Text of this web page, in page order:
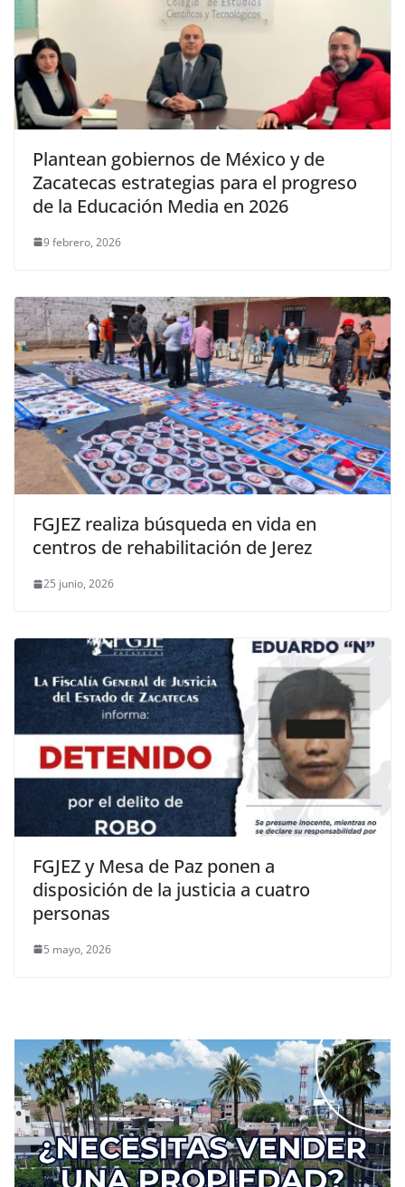
Plantean gobiernos de México y de
Zacatecas estrategias para el progreso
de la Educación Media en 2026
9 febrero, 2026
FGJEZ realiza búsqueda en vida en
centros de rehabilitación de Jerez
25 junio, 2026
FGJEZ y Mesa de Paz ponen a
disposición de la justicia a cuatro
personas
5 mayo, 2026